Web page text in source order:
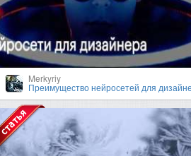
Merkyriy
Преимущество нейросетей для